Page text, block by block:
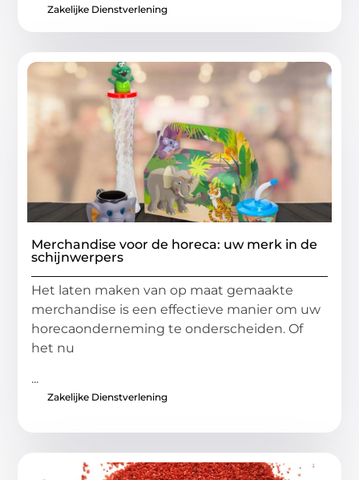
Zakelijke Dienstverlening
Merchandise voor de horeca: uw merk in de
schijnwerpers
Het laten maken van op maat gemaakte
merchandise is een effectieve manier om uw
horecaonderneming te onderscheiden. Of
het nu
...
Zakelijke Dienstverlening